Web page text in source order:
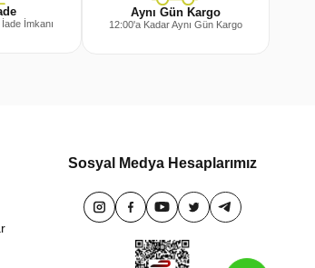
İmkanı
Aynı Gün Kargo
12:00'a Kadar Aynı Gün Kargo
Sosyal Medya Hesaplarımız